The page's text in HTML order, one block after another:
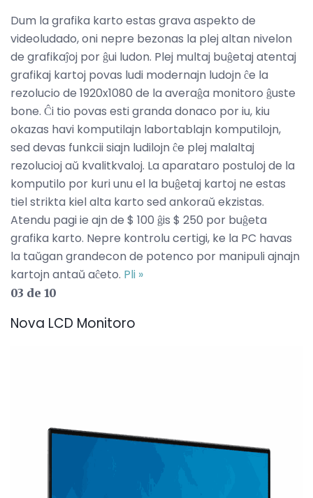
Dum la grafika karto estas grava aspekto de
videoludado, oni nepre bezonas la plej altan nivelon
de grafikaĵoj por ĝui ludon. Plej multaj buĝetaj atentaj
grafikaj kartoj povas ludi modernajn ludojn ĉe la
rezolucio de 1920x1080 de la averaĝa monitoro ĝuste
bone. Ĉi tio povas esti granda donaco por iu, kiu
okazas havi komputilajn labortablajn komputilojn,
sed devas funkcii siajn ludilojn ĉe plej malaltaj
rezolucioj aŭ kvalitkvaloj. La aparataro postuloj de la
komputilo por kuri unu el la buĝetaj kartoj ne estas
tiel strikta kiel alta karto sed ankoraŭ ekzistas.
Atendu pagi ie ajn de $ 100 ĝis $ 250 por buĝeta
grafika karto. Nepre kontrolu certigi, ke la PC havas
la taŭgan grandecon de potenco por manipuli ajnajn
kartojn antaŭ aĉeto. Pli »
03 de 10
Nova LCD Monitoro